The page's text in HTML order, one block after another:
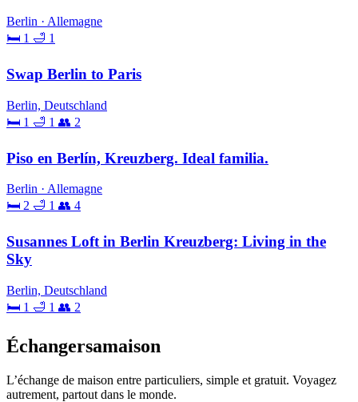
Berlin · Allemagne
🛏 1 🛁 1
Swap Berlin to Paris
Berlin, Deutschland
🛏 1 🛁 1 👥 2
Piso en Berlín, Kreuzberg. Ideal familia.
Berlin · Allemagne
🛏 2 🛁 1 👥 4
Susannes Loft in Berlin Kreuzberg: Living in the
Sky
Berlin, Deutschland
🛏 1 🛁 1 👥 2
Échangersamaison
L’échange de maison entre particuliers, simple et gratuit. Voyagez
autrement, partout dans le monde.